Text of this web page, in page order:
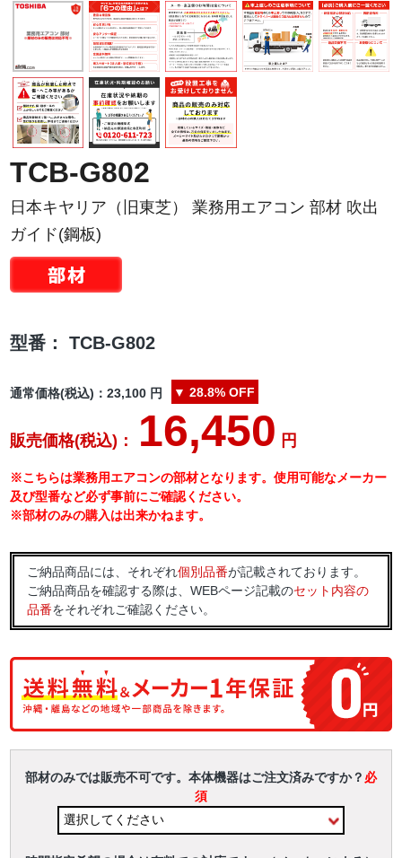
TCB-G802
日本キヤリア（旧東芝） 業務用エアコン 部材 吹出
ガイド(鋼板)
型番： TCB-G802
通常価格(税込)：23,100 円 ▼ 28.8% OFF
販売価格(税込)： 16,450 円
※こちらは業務用エアコンの部材となります。使用可能なメーカー
及び型番など必ず事前にご確認ください。
※部材のみの購入は出来かねます。
ご納品商品には、それぞれ個別品番が記載されております。
ご納品商品を確認する際は、WEBページ記載のセット内容の
品番をそれぞれご確認ください。
部材のみでは販売不可です。本体機器はご注文済みですか？ 必
須